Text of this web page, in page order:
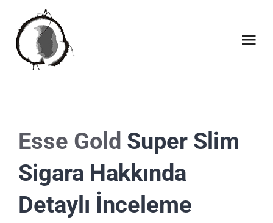
content
QUE FEM
COL·LABORACIONS
Esse Gold Super Slim
Sigara Hakkında
Detaylı İnceleme